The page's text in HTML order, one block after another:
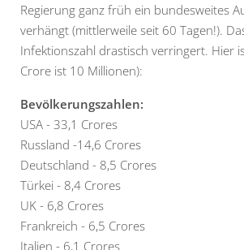
Regierung ganz früh ein bundesweites
verhängt (mittlerweile seit 60 Tagen!).
Infektionszahl drastisch verringert. Hier
Crore ist 10 Millionen):
Bevölkerungszahlen:
USA - 33,1 Crores
Russland -14,6 Crores
Deutschland - 8,5 Crores
Türkei - 8,4 Crores
UK - 6,8 Crores
Frankreich - 6,5 Crores
Italien - 6,1 Crores